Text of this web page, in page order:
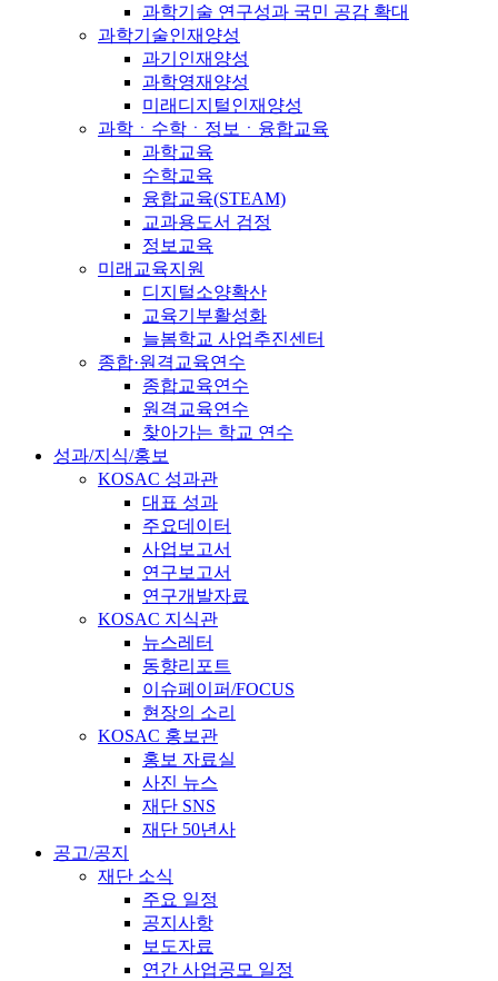
과학기술 연구성과 국민 공감 확대
과학기술인재양성
과기인재양성
과학영재양성
미래디지털인재양성
과학ㆍ수학ㆍ정보ㆍ융합교육
과학교육
수학교육
융합교육(STEAM)
교과용도서 검정
정보교육
미래교육지원
디지털소양확산
교육기부활성화
늘봄학교 사업추진센터
종합·원격교육연수
종합교육연수
원격교육연수
찾아가는 학교 연수
성과/지식/홍보
KOSAC 성과관
대표 성과
주요데이터
사업보고서
연구보고서
연구개발자료
KOSAC 지식관
뉴스레터
동향리포트
이슈페이퍼/FOCUS
현장의 소리
KOSAC 홍보관
홍보 자료실
사진 뉴스
재단 SNS
재단 50년사
공고/공지
재단 소식
주요 일정
공지사항
보도자료
연간 사업공모 일정